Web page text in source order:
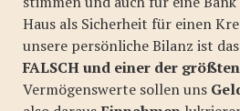
Haus als Sicherheit für einen
unsere persönliche Bilanz ist
FALSCH und einer der
Vermögenswerte sollen uns